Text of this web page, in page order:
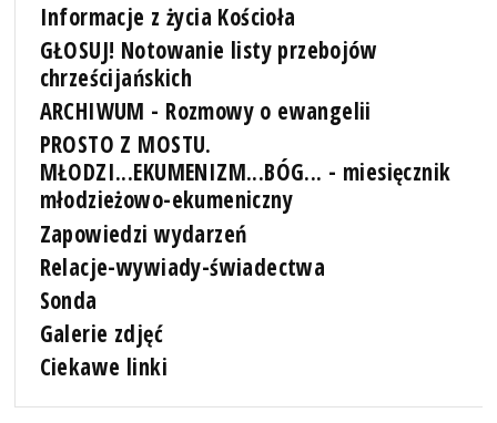
Informacje z życia Kościoła
GŁOSUJ! Notowanie listy przebojów
chrześcijańskich
ARCHIWUM - Rozmowy o ewangelii
PROSTO Z MOSTU.
MŁODZI...EKUMENIZM...BÓG... - miesięcznik
młodzieżowo-ekumeniczny
Zapowiedzi wydarzeń
Relacje-wywiady-świadectwa
Sonda
Galerie zdjęć
Ciekawe linki